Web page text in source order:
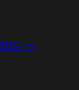
(77)